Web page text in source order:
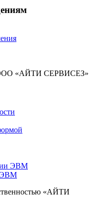
«АЙТИ СЕРВИСЕЗ»
ЭВМ
ЭВМ
«АЙТИ